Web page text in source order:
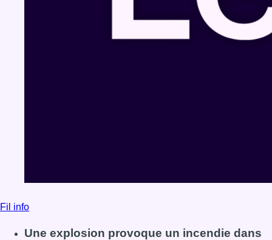
Fil info
Une explosion provoque un incendie dans